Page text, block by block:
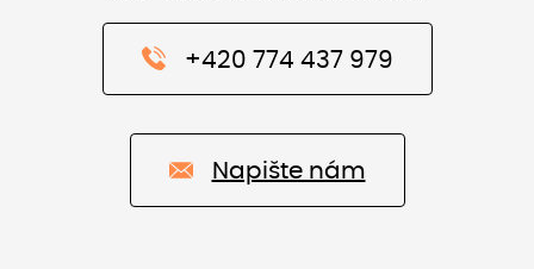
+420 774 437 979
Napište nám